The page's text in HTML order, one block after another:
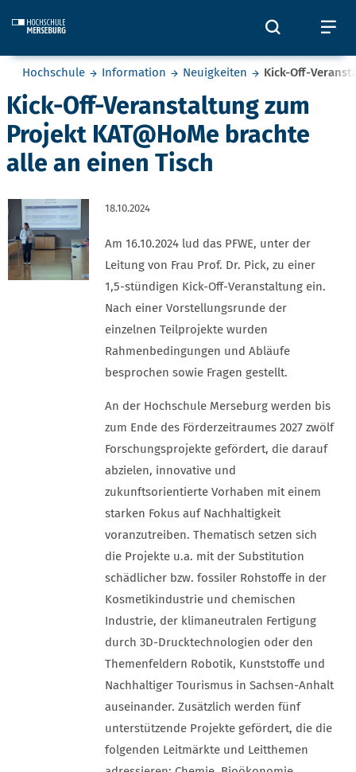
Öffnet
Sie befinden sich hier:
Hochschule Information Neuigkeiten Kick-Off-
Kick-Off-Veranstaltung zum
Projekt KAT@HoMe brachte
alle an einen Tisch
18.10.2024
Am 16.10.2024 lud das PFWE, unter der
Leitung von Frau Prof. Dr. Pick, zu einer
1,5-stündigen Kick-Off-Veranstaltung ein.
Nach einer Vorstellungsrunde der
einzelnen Teilprojekte wurden
Rahmenbedingungen und Abläufe
besprochen sowie Fragen gestellt.
An der Hochschule Merseburg werden bis
zum Ende des Förderzeitraumes 2027 zwölf
Forschungsprojekte gefördert, die darauf
abzielen, innovative und
zukunftsorientierte Vorhaben mit einem
starken Fokus auf Nachhaltigkeit
voranzutreiben. Thematisch setzen sich
die Projekte u.a. mit der Substitution
schädlicher bzw. fossiler Rohstoffe in der
Kosmetikindustrie und chemischen
Industrie, der klimaneutralen Fertigung
durch 3D-Drucktechnologien oder den
Themenfeldern Robotik, Kunststoffe und
Nachhaltiger Tourismus in Sachsen-Anhalt
auseinander. Zusätzlich werden fünf
unterstützende Projekte gefördert, die die
folgenden Leitmärkte und Leitthemen